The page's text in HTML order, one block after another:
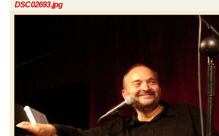
DSC02693.jpg